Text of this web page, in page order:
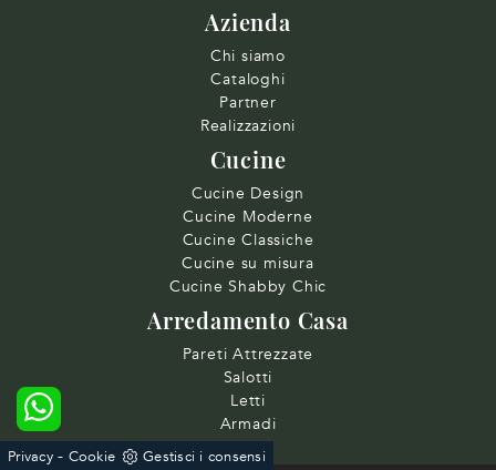
Azienda
Chi siamo
Cataloghi
Partner
Realizzazioni
Cucine
Cucine Design
Cucine Moderne
Cucine Classiche
Cucine su misura
Cucine Shabby Chic
Arredamento Casa
Pareti Attrezzate
Salotti
Letti
Armadi
Privacy- Cookie Gestisci i consensi